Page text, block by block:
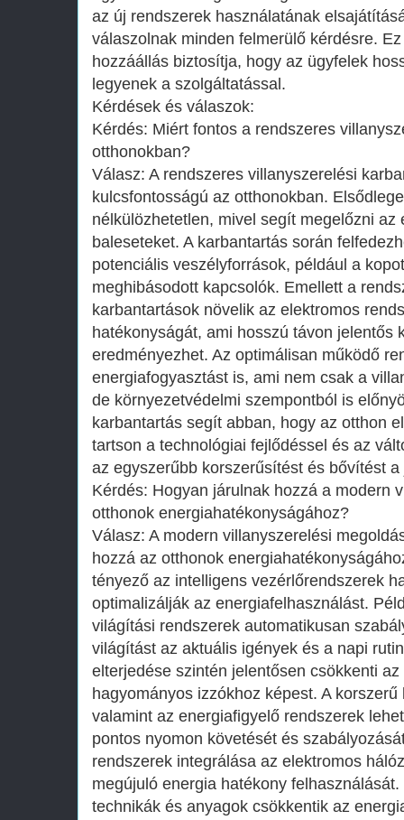
az új rendszerek használatának
válaszolnak minden felmerülő kérdésre.
hozzáállás biztosítja, hogy az ügyfelek
legyenek a szolgáltatással.
Kérdések és válaszok:
Kérdés: Miért fontos a rendszeres
otthonokban?
Válasz: A rendszeres villanyszerelési
kulcsfontosságú az otthonokban.
nélkülözhetetlen, mivel segít megelőzni az
baleseteket. A karbantartás során
potenciális veszélyforrások, például a
meghibásodott kapcsolók. Emellett a
karbantartások növelik az elektromos
hatékonyságát, ami hosszú távon jelentős
eredményezhet. Az optimálisan működő
energiafogyasztást is, ami nem csak a
de környezetvédelmi szempontból is
karbantartás segít abban, hogy az otthon
tartson a technológiai fejlődéssel és az
az egyszerűbb korszerűsítést és bővítést a
Kérdés: Hogyan járulnak hozzá a modern
otthonok energiahatékonyságához?
Válasz: A modern villanyszerelési
hozzá az otthonok
tényező az intelligens vezérlőrendszerek
optimalizálják az energiafelhasználást.
világítási rendszerek automatikusan
világítást az aktuális igények és a napi
elterjedése szintén jelentősen csökkenti
hagyományos izzókhoz képest. A
valamint az energiafigyelő rendszerek
pontos nyomon követését és
rendszerek integrálása az elektromos
megújuló energia hatékony
technikák és anyagok csökkentik az